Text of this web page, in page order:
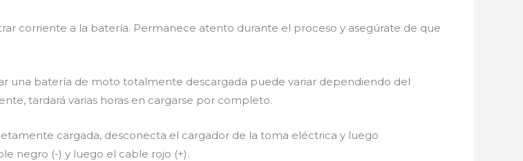
corriente a la batería. Permanece atento durante el proceso y asegúrate de que
una batería de moto totalmente descargada puede variar dependiendo del
tardará varias horas en cargarse por completo.
cargada, desconecta el cargador de la toma eléctrica y luego
negro (-) y luego el cable rojo (+).